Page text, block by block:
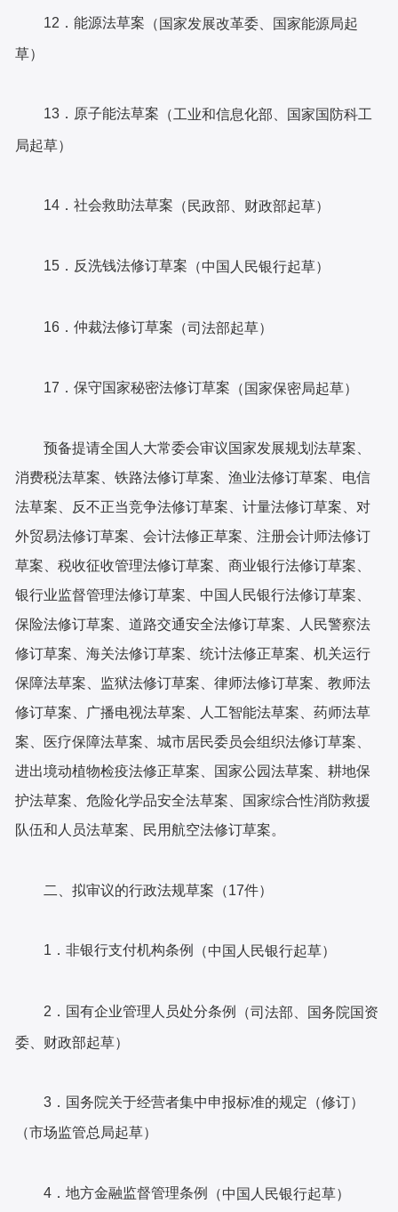
12．能源法草案 （国家发展改革委、国家能源局起
草）
13．原子能法草案 （工业和信息化部、国家国防科工
局起草）
14．社会救助法草案 （民政部、财政部起草）
15．反洗钱法修订草案 （中国人民银行起草）
16．仲裁法修订草案 （司法部起草）
17．保守国家秘密法修订草案 （国家保密局起草）
预备提请全国人大常委会审议国家发展规划法草案、
消费税法草案、铁路法修订草案、渔业法修订草案、电信
法草案、反不正当竞争法修订草案、计量法修订草案、对
外贸易法修订草案、会计法修正草案、注册会计师法修订
草案、税收征收管理法修订草案、商业银行法修订草案、
银行业监督管理法修订草案、中国人民银行法修订草案、
保险法修订草案、道路交通安全法修订草案、人民警察法
修订草案、海关法修订草案、统计法修正草案、机关运行
保障法草案、监狱法修订草案、律师法修订草案、教师法
修订草案、广播电视法草案、人工智能法草案、药师法草
案、医疗保障法草案、城市居民委员会组织法修订草案、
进出境动植物检疫法修正草案、国家公园法草案、耕地保
护法草案、危险化学品安全法草案、国家综合性消防救援
队伍和人员法草案、民用航空法修订草案。
二、拟审议的行政法规草案（17件）
1．非银行支付机构条例 （中国人民银行起草）
2．国有企业管理人员处分条例 （司法部、国务院国资
委、财政部起草）
3．国务院关于经营者集中申报标准的规定（修订）
（市场监管总局起草）
4．地方金融监督管理条例 （中国人民银行起草）